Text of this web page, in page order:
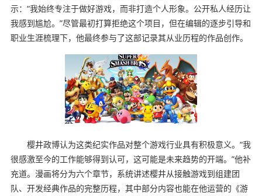
示：“我始终专注于做好游戏，而非打造个人形象。公开私人经历让
我感到尴尬。”尽管最初打算拒绝这个项目，但在编辑的逐步引导和
职业生涯梳理下，他最终参与了这部记录其从业历程的作品创作。
樱井政博认为这类纪实作品对整个游戏行业具有积极意义。“我
很感激至今的工作能够得到认可，这可能是未来趋势的开端。”他补
充道。漫画将分为六个章节，系统讲述樱井从接触游戏到组建团
队、开发经典作品的完整历程，其中部分内容也能在他运营的《游